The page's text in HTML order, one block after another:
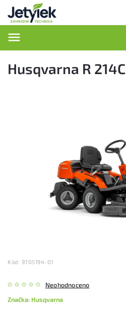
Husqvarna R 214C
Kód: 9705194-01
Neohodnoceno
Značka: Husqvarna